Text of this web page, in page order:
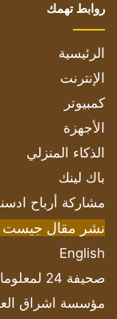
روابط تهمك
الرئيسية
الإنترنت
كمبيوتر
الأجهزة
الذكاء المنزلي
باك لينك
مشاركة أرباح
نشر مقال
English
صحيفة 24 لمعلوماتك
مؤسسة اشراق